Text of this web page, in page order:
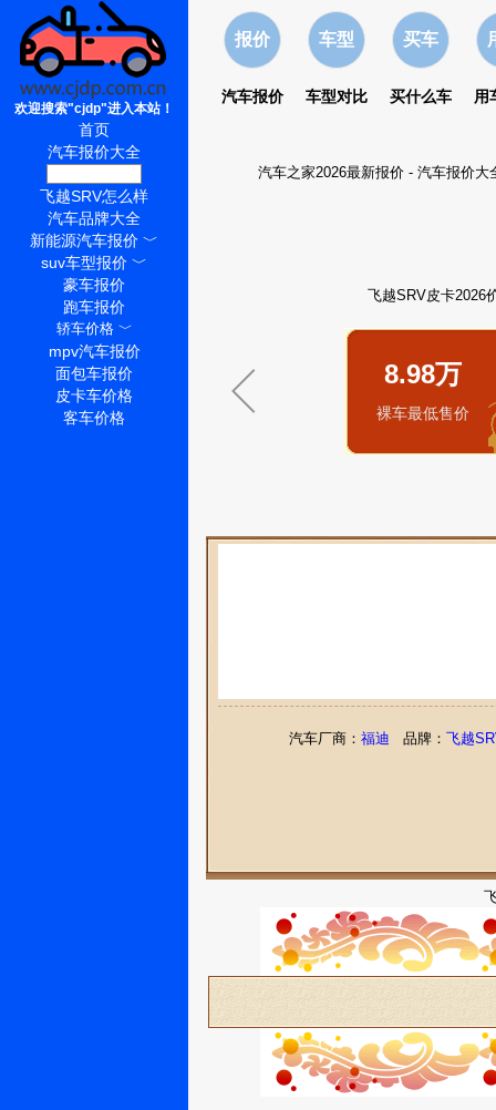
报价
汽车报价
车型
车型对比
买车
买什么车 用
汽车之家2026最新报价 - 汽车报价大
飞越SRV皮卡2026
8.98万
裸车最低售价
汽车厂商： 福迪 品牌： 飞越
欢迎搜索"cjdp"进入本站！
首页
汽车报价大全
飞越SRV怎么样
汽车品牌大全
新能源汽车报价 ﹀
suv车型报价 ﹀
豪车报价
跑车报价
轿车价格﹀
mpv汽车报价
面包车报价
皮卡车价格
客车价格